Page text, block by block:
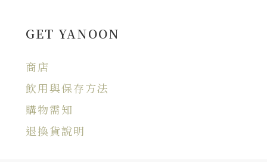
GET YANOON
商店
飲用與保存方法
購物需知
退換貨說明